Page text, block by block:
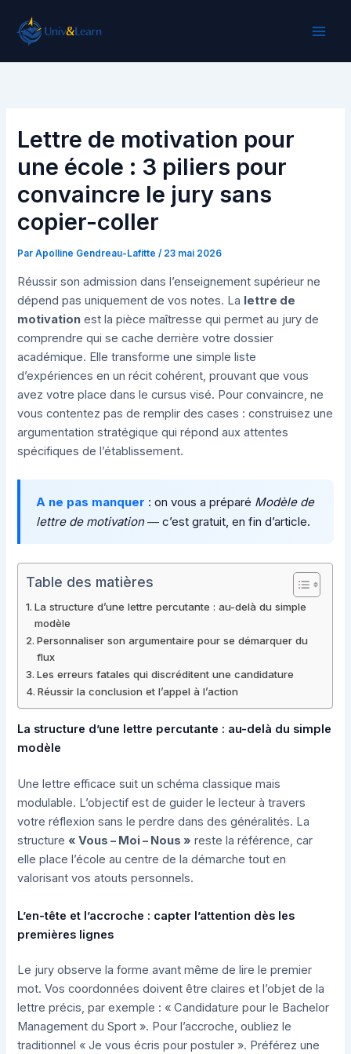
contenu
Lettre de motivation pour
une école : 3 piliers pour
convaincre le jury sans
copier-coller
ParApolline Gendreau-Lafitte/ 23 mai 2026
Réussir son admission dans l’enseignement supérieur ne
dépend pas uniquement de vos notes. La lettre de
motivation est la pièce maîtresse qui permet au jury de
comprendre qui se cache derrière votre dossier
académique. Elle transforme une simple liste
d’expériences en un récit cohérent, prouvant que vous
avez votre place dans le cursus visé. Pour convaincre, ne
vous contentez pas de remplir des cases : construisez une
argumentation stratégique qui répond aux attentes
spécifiques de l’établissement.
A ne pas manquer : on vous a préparé Modèle de
lettre de motivation— c’est gratuit, en fin d’article.
Table des matières
La structure d’une lettre percutante : au-delà du simple
modèle
Personnaliser son argumentaire pour se démarquer du
flux
Les erreurs fatales qui discréditent une candidature
Réussir la conclusion et l’appel à l’action
La structure d’une lettre percutante : au-delà du simple
modèle
Une lettre efficace suit un schéma classique mais
modulable. L’objectif est de guider le lecteur à travers
votre réflexion sans le perdre dans des généralités. La
structure« Vous – Moi – Nous » reste la référence, car
elle place l’école au centre de la démarche tout en
valorisant vos atouts personnels.
L’en-tête et l’accroche : capter l’attention dès les
premières lignes
Le jury observe la forme avant même de lire le premier
mot. Vos coordonnées doivent être claires et l’objet de la
lettre précis, par exemple : « Candidature pour le Bachelor
Management du Sport ». Pour l’accroche, oubliez le
traditionnel « Je vous écris pour postuler ». Préférez une